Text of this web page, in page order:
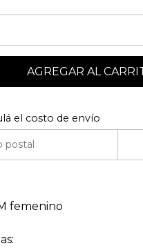
AGREGAR AL
el costo de envío
femenino